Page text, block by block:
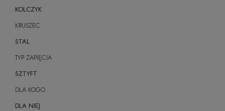
KOLCZYK
KRUSZEC
STAL
TYP ZAPIĘCIA
SZTYFT
DLA KOGO
DLA NIEJ